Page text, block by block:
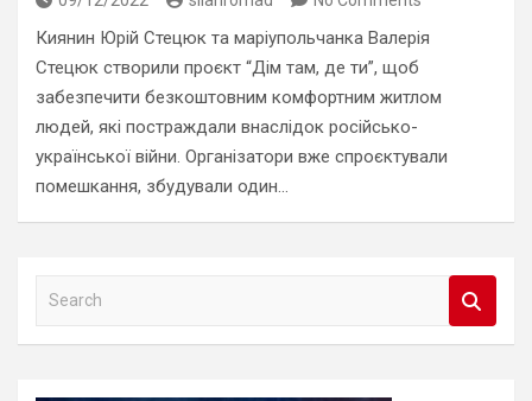
Киянин Юрій Стецюк та маріупольчанка Валерія
Стецюк створили проєкт “Дім там, де ти”, щоб
забезпечити безкоштовним комфортним житлом
людей, які постраждали внаслідок російсько-
української війни. Організатори вже спроєктували
помешкання, збудували один…
a